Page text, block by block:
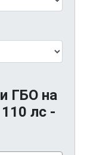
ГБО на
лс -